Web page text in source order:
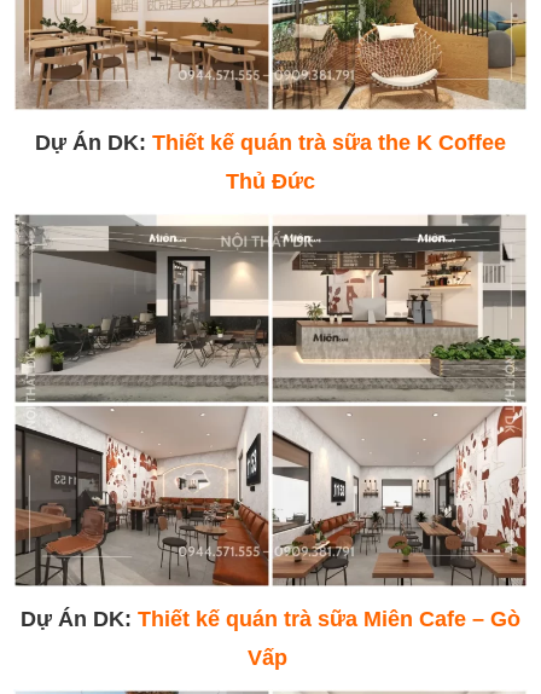
Dự Án DK: Thiết kế quán trà sữa the K Coffee
Thủ Đức
Dự Án DK: Thiết kế quán trà sữa Miên Cafe – Gò
Vấp